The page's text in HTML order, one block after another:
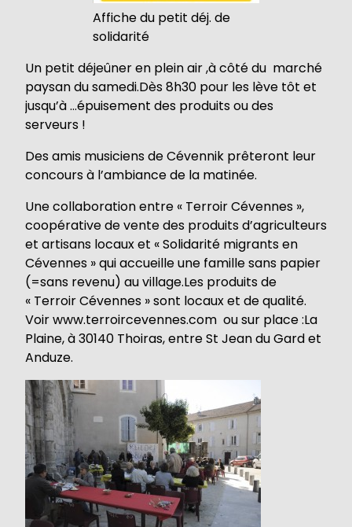
Affiche du petit déj. de
solidarité
Un petit déjeûner en plein air ,à côté du marché
paysan du samedi.Dès 8h30 pour les lève tôt et
jusqu’à …épuisement des produits ou des
serveurs !
Des amis musiciens de Cévennik prêteront leur
concours à l’ambiance de la matinée.
Une collaboration entre « Terroir Cévennes »,
coopérative de vente des produits d’agriculteurs
et artisans locaux et « Solidarité migrants en
Cévennes » qui accueille une famille sans papier
(=sans revenu) au village.Les produits de
« Terroir Cévennes » sont locaux et de qualité.
Voir www.terroircevennes.com ou sur place :La
Plaine, à 30140 Thoiras, entre St Jean du Gard et
Anduze.